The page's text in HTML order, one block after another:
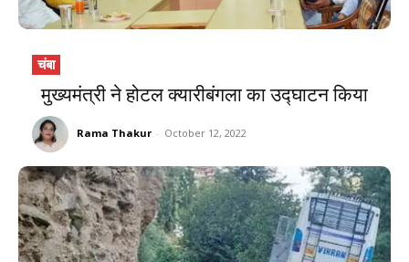
चंबा
मुख्यमंत्री ने होटल क्यारीबंगला का उद्घाटन किया
Rama Thakur - October 12, 2022